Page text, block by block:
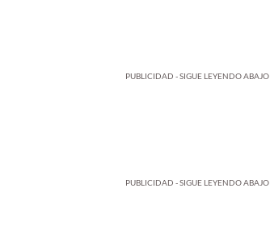
PUBLICIDAD - SIGUE LEYENDO ABAJO
PUBLICIDAD - SIGUE LEYENDO ABAJO